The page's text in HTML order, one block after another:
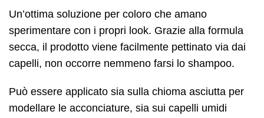
Un’ottima soluzione per coloro che amano
sperimentare con i propri look. Grazie alla formula
secca, il prodotto viene facilmente pettinato via dai
capelli, non occorre nemmeno farsi lo shampoo.
Può essere applicato sia sulla chioma asciutta per
modellare le acconciature, sia sui capelli umidi